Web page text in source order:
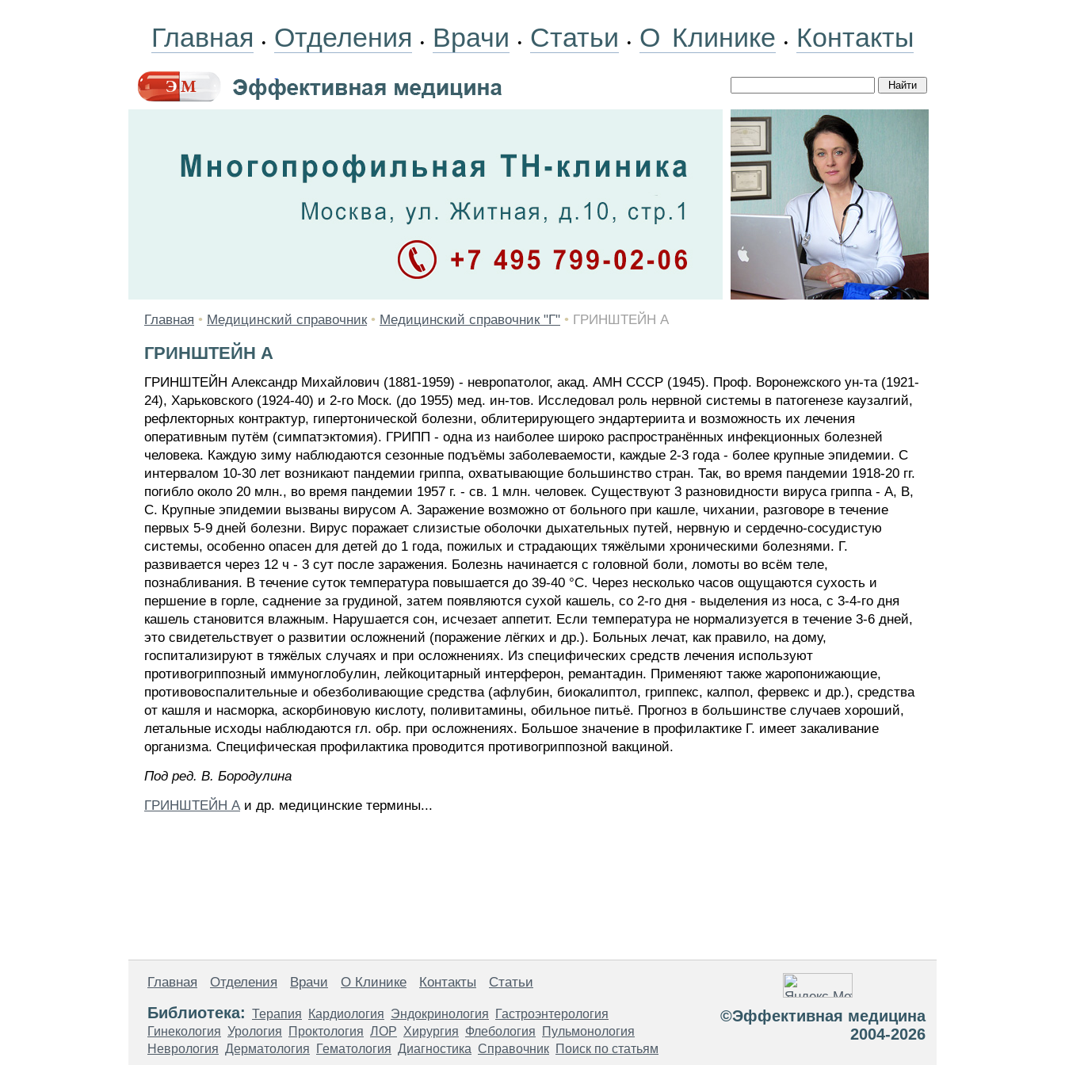
Главная • Отделения • Врачи • Статьи • О Клинике • Контакты
Главная • Медицинский справочник • Медицинский справочник "Г" • ГРИНШТЕЙН А
ГРИНШТЕЙН А
ГРИНШТЕЙН Александр Михайлович (1881-1959) - невропатолог, акад. АМН СССР (1945). Проф. Воронежского ун-та (1921-
24), Харьковского (1924-40) и 2-го Моск. (до 1955) мед. ин-тов. Исследовал роль нервной системы в патогенезе каузалгий,
рефлекторных контрактур, гипертонической болезни, облитерирующего эндартериита и возможность их лечения
оперативным путём (симпатэктомия). ГРИПП - одна из наиболее широко распространённых инфекционных болезней
человека. Каждую зиму наблюдаются сезонные подъёмы заболеваемости, каждые 2-3 года - более крупные эпидемии. С
интервалом 10-30 лет возникают пандемии гриппа, охватывающие большинство стран. Так, во время пандемии 1918-20 гг.
погибло около 20 млн., во время пандемии 1957 г. - св. 1 млн. человек. Существуют 3 разновидности вируса гриппа - А, В,
С. Крупные эпидемии вызваны вирусом А. Заражение возможно от больного при кашле, чихании, разговоре в течение
первых 5-9 дней болезни. Вирус поражает слизистые оболочки дыхательных путей, нервную и сердечно-сосудистую
системы, особенно опасен для детей до 1 года, пожилых и страдающих тяжёлыми хроническими болезнями. Г.
развивается через 12 ч - 3 сут после заражения. Болезнь начинается с головной боли, ломоты во всём теле,
познабливания. В течение суток температура повышается до 39-40 °С. Через несколько часов ощущаются сухость и
першение в горле, саднение за грудиной, затем появляются сухой кашель, со 2-го дня - выделения из носа, с 3-4-го дня
кашель становится влажным. Нарушается сон, исчезает аппетит. Если температура не нормализуется в течение 3-6 дней,
это свидетельствует о развитии осложнений (поражение лёгких и др.). Больных лечат, как правило, на дому,
госпитализируют в тяжёлых случаях и при осложнениях. Из специфических средств лечения используют
противогриппозный иммуноглобулин, лейкоцитарный интерферон, ремантадин. Применяют также жаропонижающие,
противовоспалительные и обезболивающие средства (афлубин, биокалиптол, гриппекс, калпол, фервекс и др.), средства
от кашля и насморка, аскорбиновую кислоту, поливитамины, обильное питьё. Прогноз в большинстве случаев хороший,
летальные исходы наблюдаются гл. обр. при осложнениях. Большое значение в профилактике Г. имеет закаливание
организма. Специфическая профилактика проводится противогриппозной вакциной.
Пoд peд. B. Бopoдyлинa
ГРИНШТЕЙН А и др. медицинские термины...
Главная Отделения Врачи О Клинике Контакты Статьи
Библиотека: Терапия Кардиология Эндокринология
Гастроэнтерология
Гинекология Урология Проктология ЛОР Хирургия Флебология
Пульмонология
Неврология Дерматология Гематология Диагностика Справочник Поиск по статьям
©Эффективная медицина
2004-2026